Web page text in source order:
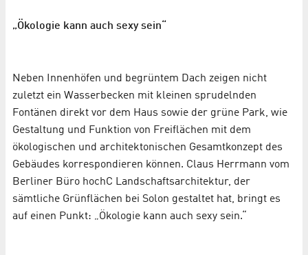
„Ökologie kann auch sexy sein“
Neben Innenhöfen und begrüntem Dach zeigen nicht
zuletzt ein Wasserbecken mit kleinen sprudelnden
Fontänen direkt vor dem Haus sowie der grüne Park, wie
Gestaltung und Funktion von Freiflächen mit dem
ökologischen und architektonischen Gesamtkonzept des
Gebäudes korrespondieren können. Claus Herrmann vom
Berliner Büro hochC Landschaftsarchitektur, der
sämtliche Grünflächen bei Solon gestaltet hat, bringt es
auf einen Punkt: „Ökologie kann auch sexy sein.“